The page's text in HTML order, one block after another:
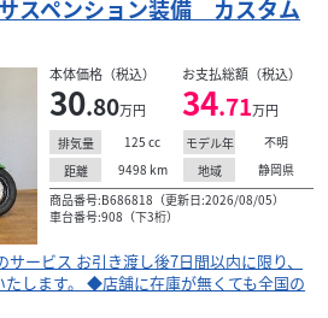
スペンション装備 カスタム
本体価格（税込）
30.80万円
お支払総額（税込）
34.71万円
排気量 125 cc モデル年
不明
距離
9498 km 地域
静岡県
商品番号:B686818（更新日:2026/08/05）
車台番号:908（下3桁）
ービス お引き渡し後7日間以内に限り、
します。 ◆店舗に在庫が無くても全国の